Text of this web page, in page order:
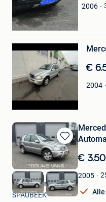
Favorieten2006
Mouss59650
Mouscron
Bewaren
Mijn
Favorieten
€
2004
jonathan
Bewaren
in
Mijn
Favorieten
€
2005
Douwe Vans B.V.
SPAUBEEK